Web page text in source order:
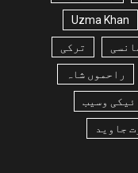
Uzma Khan
ترکی
راحموں شاہ
وسیب
جاوید